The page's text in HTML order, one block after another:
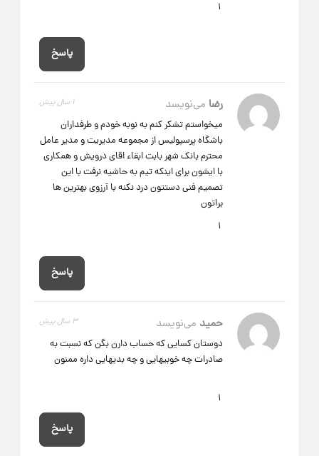
1
پاسخ
رضا می‌نویسد 1 سال پیش
میخواستم تشکر کنم به نوبه خودم و طرفداران
باشگاه پرسپولیس از مجموعه مدیریت و مدیر عامل
محترم بانک شهر بابت ابقاء اقای درویش و همکاری
با ایشون برای اینکه تیم به حاشیه نرفت با این
تصمیم فنی دستتون درد نکنه با آرزوی بهترین ها
براتون
1
پاسخ
حمید می‌نویسد 3 سال پیش
دوستان کسایی که حساب دارن بگن که نسبت به
صادرات چه خوبیهایی و چه بدیهایی داره ممنون
1
پاسخ